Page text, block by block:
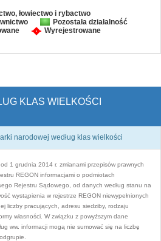
łowiectwo i rybactwo
Pozostała działalność
Wyrejestrowane
KLAS WIELKOŚCI
narodowej według klas wielkości
1 grudnia 2014 r. zmianami przepisów prawnych
REGON informacjami o podmiotach
Rejestru Sądowego, od danych według stanu na
wystąpienia w rejestrze REGON niewypełnionych
liczby pracujących, adresu siedziby, rodzaju
własności. W związku z powyższym dane
ww. informacji mogą nie sumować się na liczbę